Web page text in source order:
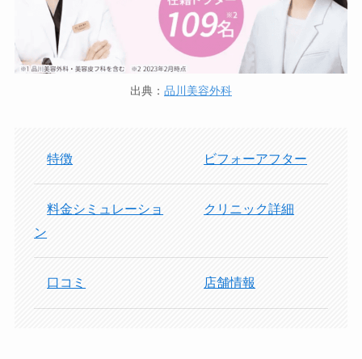
出典： 品川美容外科
特徴 ビフォーアフター
料金シミュレーショ
ン
クリニック詳細
口コミ 店舗情報